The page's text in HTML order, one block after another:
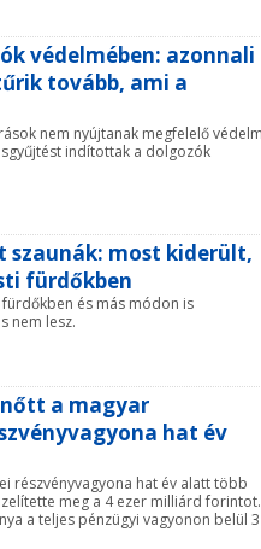
védelmében: azonnali
tovább, ami a
nem nyújtanak megfelelő
indítottak a dolgozók
szaunák: most kiderült,
fürdőkben
és más módon is
nem lesz.
nőtt a magyar
hat év
részvényvagyona hat év alatt több
meg a 4 ezer milliárd forintot.
a teljes pénzügyi vagyonon belül 3